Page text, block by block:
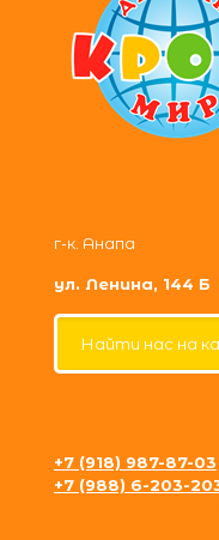
г-к. Анапа
ул. Ленина, 144 Б
Найти нас на
+7 (918) 987-87-03
+7 (988) 6-203-